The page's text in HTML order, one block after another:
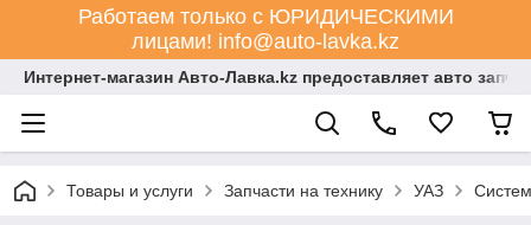
Работаем только с ЮРИДИЧЕСКИМИ
лицами! info@auto-lavka.kz
Интернет-магазин Авто-Лавка.kz предоставляет авто
Товары и услуги Запчасти на технику УАЗ